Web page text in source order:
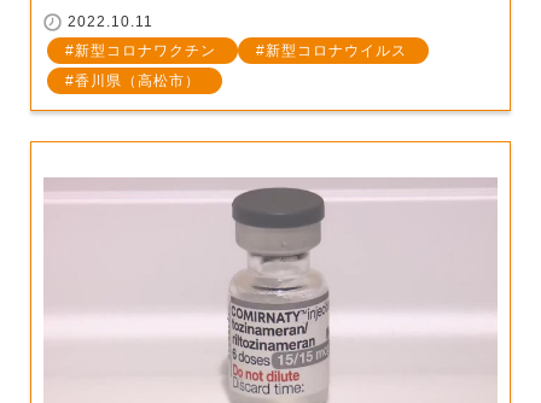
2022.10.11
新型コロナワクチン
新型コロナウイルス
香川県（高松市）